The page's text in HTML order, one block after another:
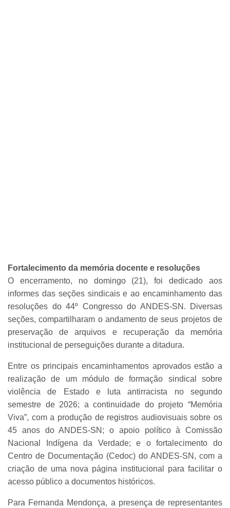
Fortalecimento da memória docente e resoluções
O encerramento, no domingo (21), foi dedicado aos
informes das seções sindicais e ao encaminhamento das
resoluções do 44º Congresso do ANDES-SN. Diversas
seções, compartilharam o andamento de seus projetos de
preservação de arquivos e recuperação da memória
institucional de perseguições durante a ditadura.
Entre os principais encaminhamentos aprovados estão a
realização de um módulo de formação sindical sobre
violência de Estado e luta antirracista no segundo
semestre de 2026; a continuidade do projeto “Memória
Viva”, com a produção de registros audiovisuais sobre os
45 anos do ANDES-SN; o apoio político à Comissão
Nacional Indígena da Verdade; e o fortalecimento do
Centro de Documentação (Cedoc) do ANDES-SN, com a
criação de uma nova página institucional para facilitar o
acesso público a documentos históricos.
Para Fernanda Mendonça, a presença de representantes